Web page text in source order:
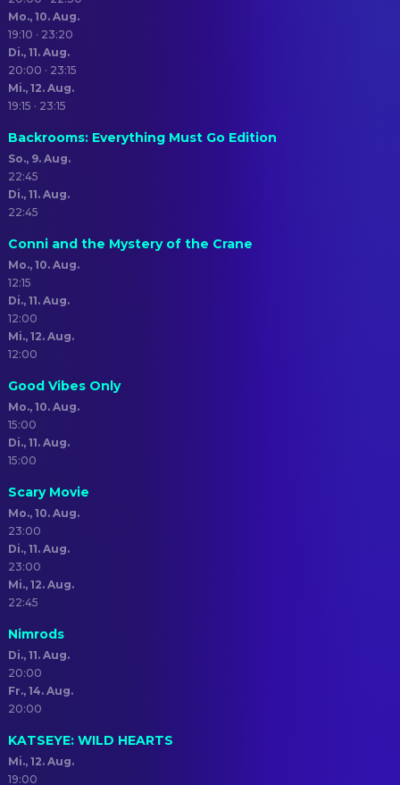
Mo., 10. Aug.
19:10 · 23:20
Di., 11. Aug.
20:00 · 23:15
Mi., 12. Aug.
19:15 · 23:15
Backrooms: Everything Must Go Edition
So., 9. Aug.
22:45
Di., 11. Aug.
22:45
Conni and the Mystery of the Crane
Mo., 10. Aug.
12:15
Di., 11. Aug.
12:00
Mi., 12. Aug.
12:00
Good Vibes Only
Mo., 10. Aug.
15:00
Di., 11. Aug.
15:00
Scary Movie
Mo., 10. Aug.
23:00
Di., 11. Aug.
23:00
Mi., 12. Aug.
22:45
Nimrods
Di., 11. Aug.
20:00
Fr., 14. Aug.
20:00
KATSEYE: WILD HEARTS
Mi., 12. Aug.
19:00